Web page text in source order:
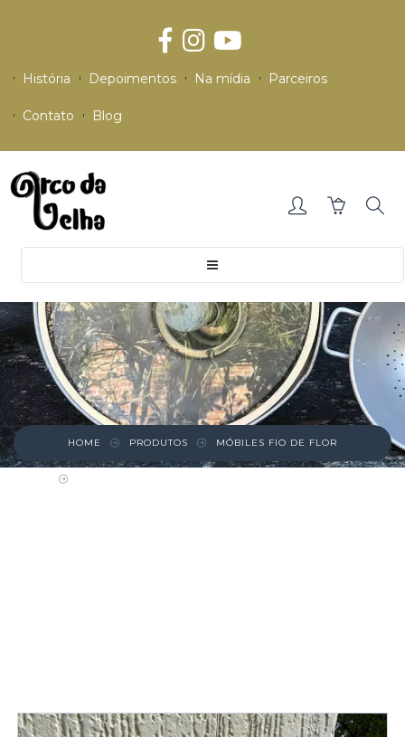
História Depoimentos Na mídia Parceiros
Contato Blog
HOME PRODUTOS MÓBILES FIO DE FLOR